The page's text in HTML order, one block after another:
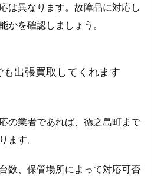
は異なります。故障品に対応し
かを確認しましょう。
出張買取してくれます
の業者であれば、徳之島町まで
ます。
数、保管場所によって対応可否